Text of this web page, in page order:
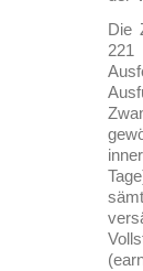
Die